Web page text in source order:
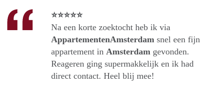
⭐⭐⭐⭐⭐
Na een korte zoektocht heb ik via
AppartementenAmsterdam snel een fijn
appartement in Amsterdam gevonden.
Reageren ging supermakkelijk en ik had
direct contact. Heel blij mee!